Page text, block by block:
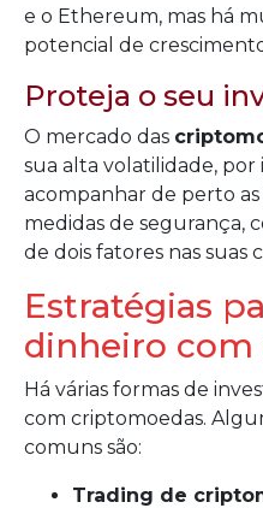
e o Ethereum, mas há
potencial de
Proteja o seu
O mercado das
sua alta volatilidade, por
acompanhar de perto
medidas de segurança,
de dois fatores nas suas
Estratégias
dinheiro
Há várias formas de
com criptomoedas.
comuns são:
Trading de